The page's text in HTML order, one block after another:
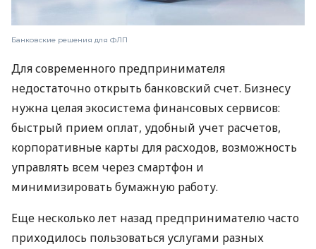
Банковские решения для ФЛП
Для современного предпринимателя
недостаточно открыть банковский счет. Бизнесу
нужна целая экосистема финансовых сервисов:
быстрый прием оплат, удобный учет расчетов,
корпоративные карты для расходов, возможность
управлять всем через смартфон и
минимизировать бумажную работу.
Еще несколько лет назад предпринимателю часто
приходилось пользоваться услугами разных